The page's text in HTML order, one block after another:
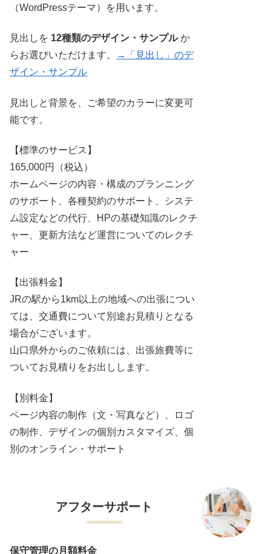
（WordPressテーマ）を用います。
見出しを 12種類のデザイン・サンプルか
らお選びいただけます。
→「見出し」のデ
ザイン・サンプル
見出しと背景を、ご希望のカラーに変更可
能です。
【標準のサービス】
165,000円（税込）
ホームページの内容・構成のプランニング
のサポート、各種契約のサポート、システ
ム設定などの代行、HPの基礎知識のレクチ
ャー、更新方法など運営についてのレクチ
ャー
【出張料金】
JRの駅から1km以上の地域への出張につい
ては、交通費について別途お見積りとなる
場合がございます。
山口県外からのご依頼には、出張旅費等に
ついてお見積りをお出しします。
【別料金】
ページ内容の制作（文・写真など）、ロゴ
の制作、デザインの個別カスタマイズ、個
別のオンライン・サポート
アフターサポート
保守管理の月額料金